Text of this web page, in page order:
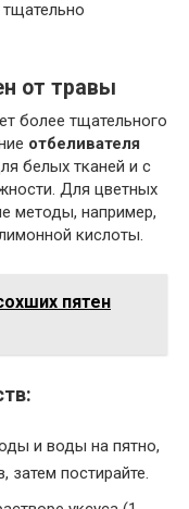
от травы
более тщательного
отбеливателя
белых тканей и с
Для цветных
методы, например,
кислоты.
пятен
и воды на пятно,
затем постирайте.